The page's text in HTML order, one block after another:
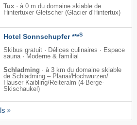
Tux · à 0 m du domaine skiable de
Hintertuxer Gletscher (Glacier d'Hintertux)
Hotel Sonnschupfer ***S
Skibus gratuit · Délices culinaires · Espace
sauna · Moderne & familial
Schladming · à 3 km du domaine skiable
de Schladming – Planai/​Hochwurzen/​
Hauser Kaibling/​Reiteralm (4-Berge-
Skischaukel)